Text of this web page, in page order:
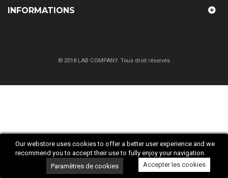
Our webstore uses cookies to offer a better user experience and we
recommend you to accept their use to fully enjoy your navigation.
Accepter les cookies
Paramètres de cookies
INFORMATIONS
© 2018 LAB COMPANY. Tous droit réservés